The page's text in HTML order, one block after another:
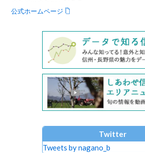
公式ホームページ
Twitter
Tweets by nagano_b